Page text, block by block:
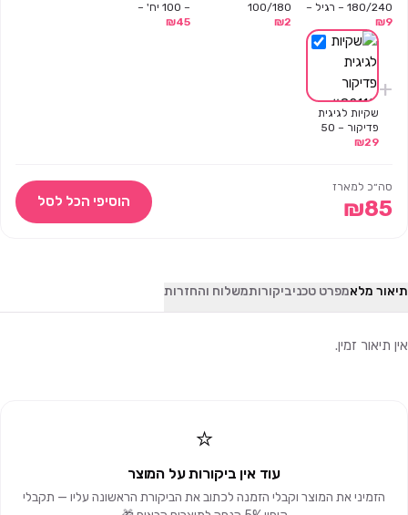
180/240 – רגיל –
חצי ירח – אפור
₪9
100/180
₪2
– 100 יח' –
40/60
₪45
+
שקיות לגיגית
פדיקור – 50
יחידות
₪29
סה״כ למארז
₪85 הוסיפי הכל לסל
תיאור מלאמפרט טכניביקורותמשלוח והחזרות
אין תיאור זמין.
⭐
עוד אין ביקורות על המוצר
הזמיני את המוצר וקבלי הזמנה לכתוב את הביקורת הראשונה עליו — תקבלי